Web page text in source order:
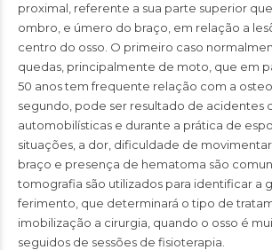
proximal, referente a sua parte superior
ombro, e úmero do braço, em relação a
centro do osso. O primeiro caso
quedas, principalmente de moto, que em
50 anos tem frequente relação com a
segundo, pode ser resultado de acidentes
automobilísticas e durante a prática de
situações, a dor, dificuldade de
braço e presença de hematoma são
tomografia são utilizados para identificar a
ferimento, que determinará o tipo de
imobilização a cirurgia, quando o osso é
seguidos de sessões de fisioterapia.